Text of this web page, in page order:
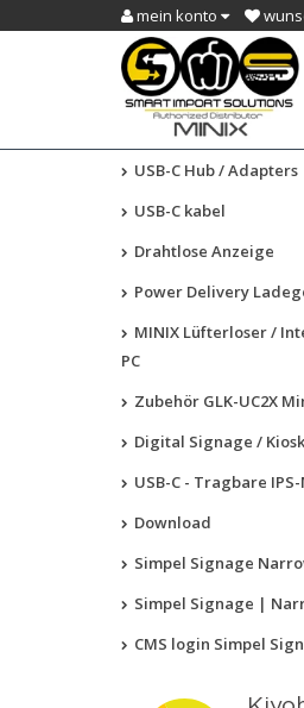
mein konto
USB-C Hub / Adapters
USB-C kabel
Drahtlose Anzeige
Power Delivery
MINIX Lüfterloser /
PC
Zubehör GLK-UC2X
Digital Signage /
USB-C - Tragbare
Download
Simpel Signage
Simpel Signage |
CMS login Simpel